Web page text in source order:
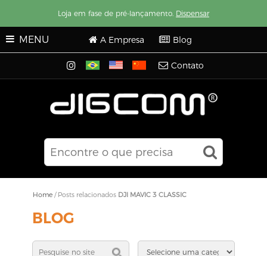
Loja em fase de pré-lançamento. Dispensar
MENU A Empresa Blog
Contato
Home / Posts relacionados DJI MAVIC 3 CLASSIC
BLOG